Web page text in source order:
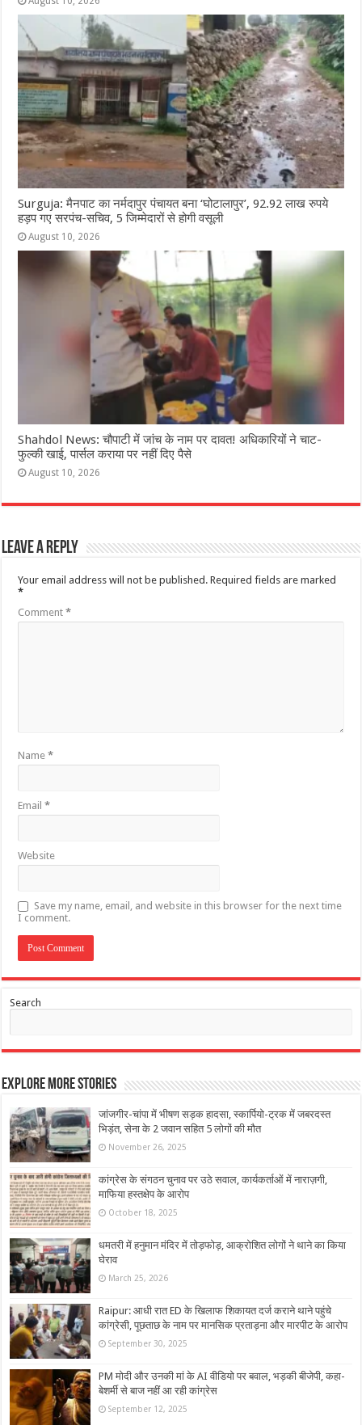
Surguja: मैनपाट का नर्मदापुर पंचायत बना ‘घोटालापुर’, 92.92 लाख रुपये
हड़प गए सरपंच-सचिव, 5 जिम्मेदारों से होगी वसूली
August 10, 2026
Shahdol News: चौपाटी में जांच के नाम पर दावत! अधिकारियों ने चाट-
फुल्की खाई, पार्सल कराया पर नहीं दिए पैसे
August 10, 2026
Leave a Reply
Your email address will not be published. Required fields are marked
*
Comment*
Name*
Email*
Website
Save my name, email, and website in this browser for the next time
I comment.
Search
Explore More Stories
जांजगीर-चांपा में भीषण सड़क हादसा, स्कार्पियो-ट्रक में जबरदस्त
भिड़ंत, सेना के 2 जवान सहित 5 लोगों की मौत
November 26, 2025
कांग्रेस के संगठन चुनाव पर उठे सवाल, कार्यकर्ताओं में नाराज़गी,
माफिया हस्तक्षेप के आरोप
October 18, 2025
धमतरी में हनुमान मंदिर में तोड़फोड़, आक्रोशित लोगों ने थाने का किया
घेराव
March 25, 2026
Raipur: आधी रात ED के खिलाफ शिकायत दर्ज कराने थाने पहुंचे
कांग्रेसी, पूछताछ के नाम पर मानसिक प्रताड़ना और मारपीट के आरोप
September 30, 2025
PM मोदी और उनकी मां के AI वीडियो पर बवाल, भड़की बीजेपी, कहा-
बेशर्मी से बाज नहीं आ रही कांग्रेस
September 12, 2025